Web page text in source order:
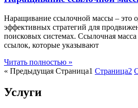
Наращивание ссылочной массы – это
эффективных стратегий для
поисковых системах. Ссылочная масса
ссылок, которые указывают
Читать полностью »
« Предыдущая Страница1 Страница2
Услуги